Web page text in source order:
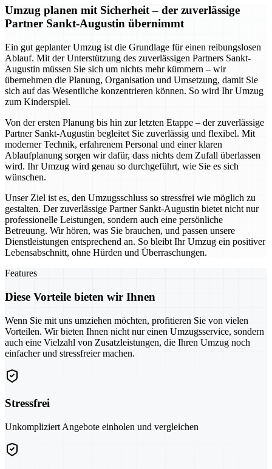
Umzug planen mit Sicherheit – der zuverlässige
Partner Sankt-Augustin übernimmt
Ein gut geplanter Umzug ist die Grundlage für einen reibungslosen
Ablauf. Mit der Unterstützung des zuverlässigen Partners Sankt-
Augustin müssen Sie sich um nichts mehr kümmern – wir
übernehmen die Planung, Organisation und Umsetzung, damit Sie
sich auf das Wesentliche konzentrieren können. So wird Ihr Umzug
zum Kinderspiel.
Von der ersten Planung bis hin zur letzten Etappe – der zuverlässige
Partner Sankt-Augustin begleitet Sie zuverlässig und flexibel. Mit
moderner Technik, erfahrenem Personal und einer klaren
Ablaufplanung sorgen wir dafür, dass nichts dem Zufall überlassen
wird. Ihr Umzug wird genau so durchgeführt, wie Sie es sich
wünschen.
Unser Ziel ist es, den Umzugsschluss so stressfrei wie möglich zu
gestalten. Der zuverlässige Partner Sankt-Augustin bietet nicht nur
professionelle Leistungen, sondern auch eine persönliche
Betreuung. Wir hören, was Sie brauchen, und passen unsere
Dienstleistungen entsprechend an. So bleibt Ihr Umzug ein positiver
Lebensabschnitt, ohne Hürden und Überraschungen.
Features
Diese Vorteile bieten wir Ihnen
Wenn Sie mit uns umziehen möchten, profitieren Sie von vielen
Vorteilen. Wir bieten Ihnen nicht nur einen Umzugsservice, sondern
auch eine Vielzahl von Zusatzleistungen, die Ihren Umzug noch
einfacher und stressfreier machen.
Stressfrei
Unkompliziert Angebote einholen und vergleichen